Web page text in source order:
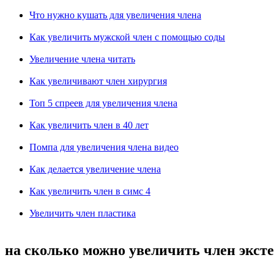
Что нужно кушать для увеличения члена
Как увеличить мужской член с помощью соды
Увеличение члена читать
Как увеличивают член хирургия
Топ 5 спреев для увеличения члена
Как увеличить член в 40 лет
Помпа для увеличения члена видео
Как делается увеличение члена
Как увеличить член в симс 4
Увеличить член пластика
на сколько можно увеличить член